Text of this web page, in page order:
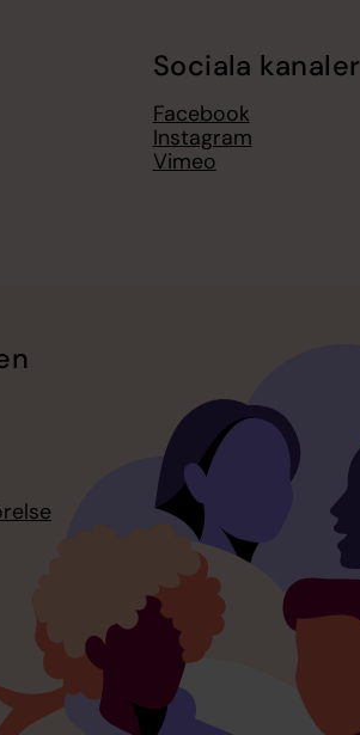
Sociala kanaler
Facebook
Instagram
Vimeo